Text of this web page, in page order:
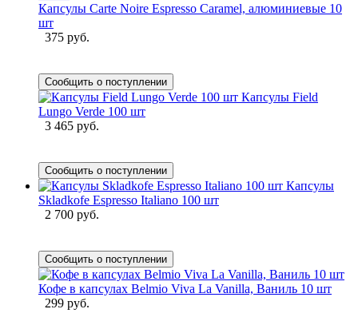
Капсулы Carte Noire Espresso Caramel, алюминиевые 10
шт
375 руб.
Сообщить о поступлении
Капсулы Field
Lungo Verde 100 шт
3 465 руб.
Сообщить о поступлении
Капсулы
Skladkofe Espresso Italiano 100 шт
2 700 руб.
Сообщить о поступлении
Кофе в капсулах Belmio Viva La Vanilla, Ваниль 10 шт
299 руб.